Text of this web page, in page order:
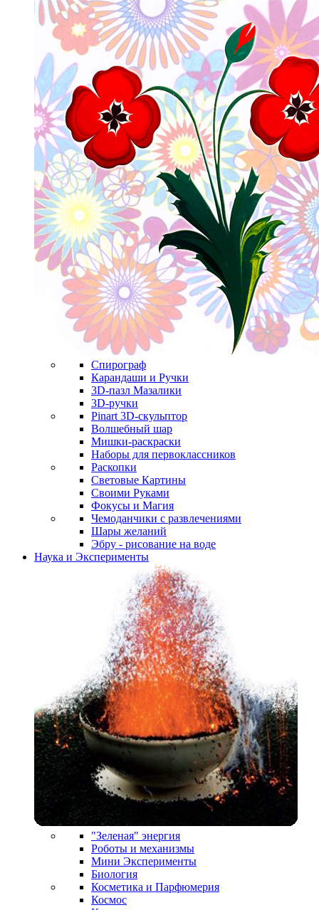
Спирограф
Карандаши и Ручки
3D-пазл Мазалики
3D-ручки
Pinart 3D-скульптор
Волшебный шар
Мишки-раскраски
Наборы для первоклассников
Раскопки
Световые Картины
Своими Руками
Фокусы и Магия
Чемоданчики с развлечениями
Шары желаний
Эбру - рисование на воде
Наука и Эксперименты
"Зеленая" энергия
Роботы и механизмы
Мини Эксперименты
Биология
Косметика и Парфюмерия
Космос